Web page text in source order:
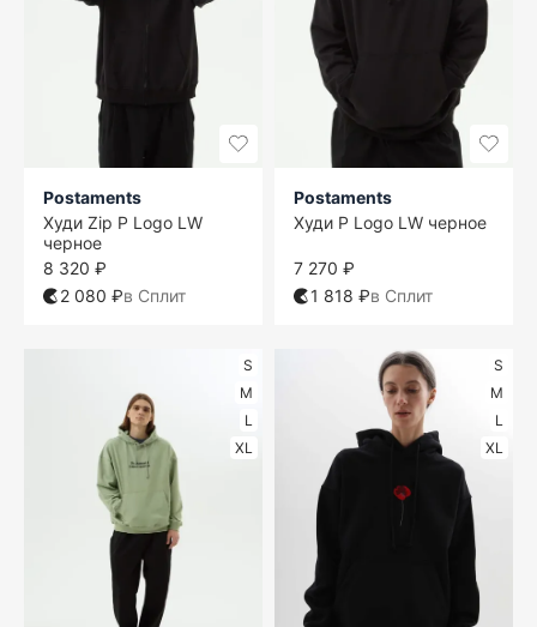
Postaments
Худи Zip P Logo LW
черное
8 320 ₽
2 080 ₽в Сплит
Postaments
Худи P Logo LW черное
7 270 ₽
1 818 ₽в Сплит
S
M
L
XL
S
M
L
XL